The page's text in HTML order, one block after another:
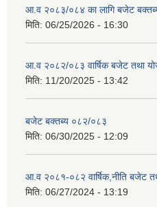
आ.व २०८३/०८४ का लागि बजेट
मिति: 06/25/2026 - 16:30
आ.व २०८२/०८३ वार्षिक बजेट तथा
मिति: 11/20/2025 - 13:42
बजेट बक्तब्य ०८२/०८३
मिति: 06/30/2025 - 12:09
आ.व २०८१-०८२ वार्षिक,नीति बजेट
मिति: 06/27/2024 - 13:19